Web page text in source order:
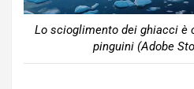
Lo scioglimento dei ghiacci è
pinguini (Adobe